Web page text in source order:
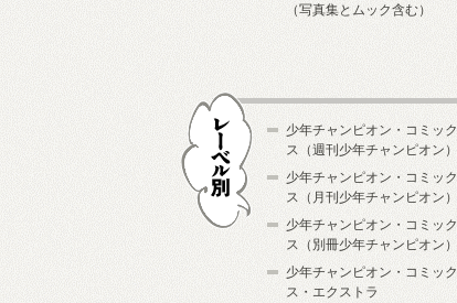
（写真集とムック含む）
少年チャンピオン・コミック
ス（週刊少年チャンピオン）
少年チャンピオン・コミック
ス（月刊少年チャンピオン）
少年チャンピオン・コミック
ス（別冊少年チャンピオン）
少年チャンピオン・コミック
ス・エクストラ